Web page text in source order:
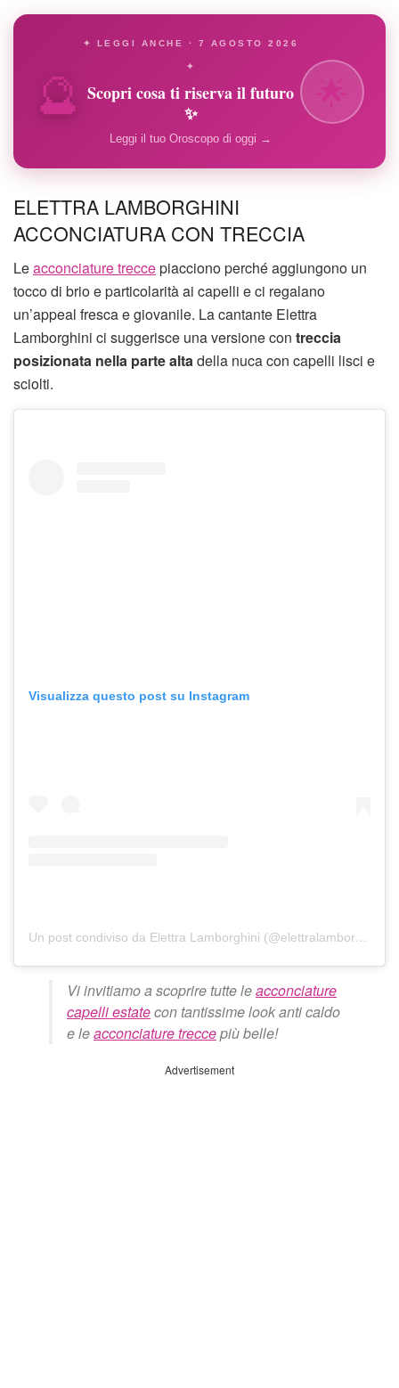
🔮
✦ LEGGI ANCHE · 7 AGOSTO 2026
✦
Scopri cosa ti riserva il futuro
✨
Leggi il tuo Oroscopo di oggi →
ELETTRA LAMBORGHINI
ACCONCIATURA CON TRECCIA
Leacconciature treccepiacciono perché aggiungono un
tocco di brio e particolarità ai capelli e ci regalano
un’appeal fresca e giovanile. La cantante Elettra
Lamborghini ci suggerisce una versione con treccia
posizionata nella parte altadella nuca con capelli lisci e
sciolti.
Visualizza questo post su Instagram
Un post condiviso da Elettra Lamborghini (@elettralamborghini)
Vi invitiamo a scoprire tutte leacconciature
capelli estatecon tantissime look anti caldo
e leacconciature treccepiù belle!
Advertisement